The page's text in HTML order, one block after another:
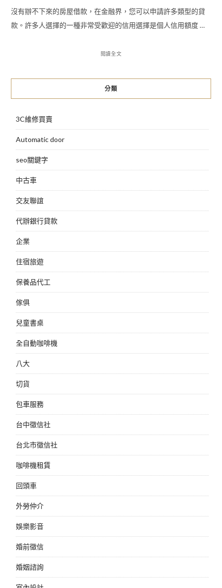
沒有辦不下來的房屋借款，在金融界，您可以申請許多類型的貸
款。許多人選擇的一種非常受歡迎的信用選擇是個人信用額度 …
閱讀全文
分類
3C維修買賣
Automatic door
seo關鍵字
中古車
交友聯誼
代辦銀行貸款
企業
住宿旅遊
保養品代工
傢俱
兒童書桌
全自動咖啡機
八大
切貨
包車服務
台中徵信社
台北市徵信社
咖啡機租賃
回頭車
外勞仲介
娛樂影音
婚前徵信
婚姻諮詢